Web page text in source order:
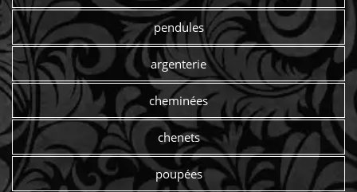
pendules
argenterie
cheminées
chenets
poupées